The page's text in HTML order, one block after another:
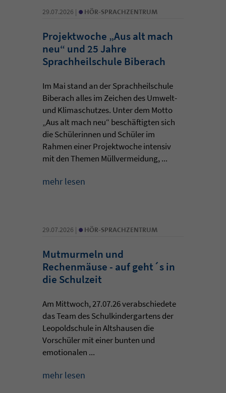
29.07.2026 | • HÖR-SPRACHZENTRUM
Projektwoche „Aus alt mach
neu“ und 25 Jahre
Sprachheilschule Biberach
Im Mai stand an der Sprachheilschule
Biberach alles im Zeichen des Umwelt-
und Klimaschutzes. Unter dem Motto
„Aus alt mach neu“ beschäftigten sich
die Schülerinnen und Schüler im
Rahmen einer Projektwoche intensiv
mit den Themen Müllvermeidung, ...
mehr lesen
29.07.2026 | • HÖR-SPRACHZENTRUM
Mutmurmeln und
Rechenmäuse - auf geht´s in
die Schulzeit
Am Mittwoch, 27.07.26 verabschiedete
das Team des Schulkindergartens der
Leopoldschule in Altshausen die
Vorschüler mit einer bunten und
emotionalen ...
mehr lesen